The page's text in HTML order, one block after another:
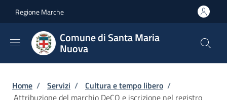
Regione Marche
Comune di Santa Maria
Nuova
Briciole di pane
Home / Servizi / Cultura e tempo libero /
Attribuzione del marchio DeCO e iscrizione nel registro